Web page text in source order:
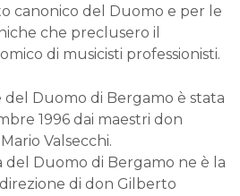
canonico del Duomo e per le
che preclusero il
di musicisti professionisti.
del Duomo di Bergamo è stata
1996 dai maestri don
Valsecchi.
del Duomo di Bergamo ne è la
di don Gilberto